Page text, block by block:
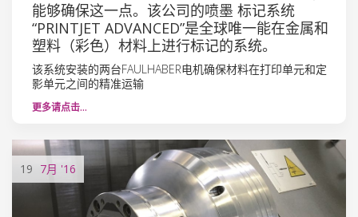
能够确保这一点。该公司的喷墨 标记系统
“PRINTJET ADVANCED”是全球唯一能在金属和
塑料（彩色）材料上进行标记的系统。
该系统安装的两台FAULHABER电机确保材料在打印单元和定
影单元之间的精准运输
更多请点击…
19 7月 '16